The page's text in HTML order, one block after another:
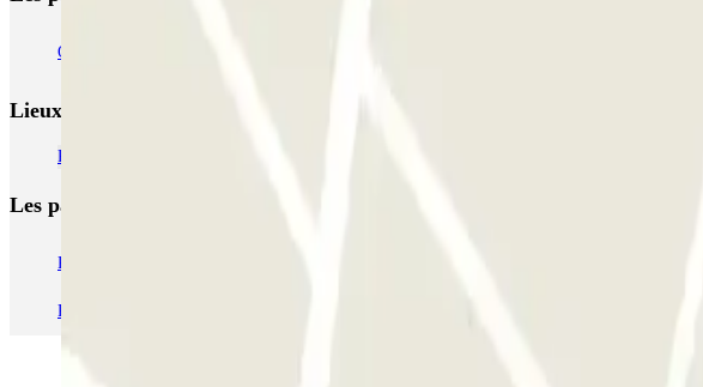
Q-Park Centrum De Admirant
Lieux et événements intéressants à proximité Parkbee Sandton Hotel
Parking aéroport Eindhoven pas cher | Réservation en ligne
Les parkings les
Parking Paris
Parking Aéroport Beauvais